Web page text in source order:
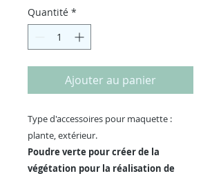
Quantité *
Ajouter au panier
Type d'accessoires pour maquette :
plante, extérieur.
Poudre verte pour créer de la
végétation pour la réalisation de